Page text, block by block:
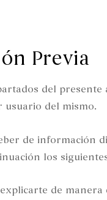
Previa
del
usuario del mismo.
de información
los
de